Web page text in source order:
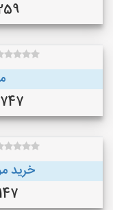
خرید